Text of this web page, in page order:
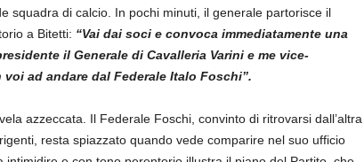
squadra di calcio. In pochi minuti, il generale partorisce il
a Bitetti: “Vai dai soci e convoca immediatamente una
il Generale di Cavalleria Varini e me vice-
ad andare dal Federale Italo Foschi”.
azzeccata. Il Federale Foschi, convinto di ritrovarsi dall’altra
resta spiazzato quando vede comparire nel suo ufficio